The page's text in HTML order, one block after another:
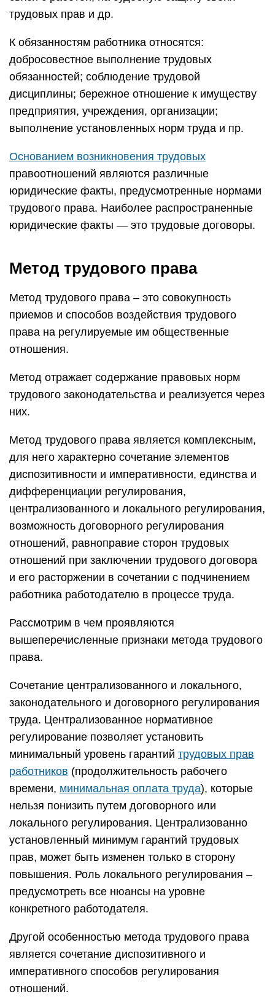
трудовых прав и др.
К обязанностям работника относятся:
добросовестное выполнение трудовых
обязанностей; соблюдение трудовой
дисциплины; бережное отношение к имуществу
предприятия, учреждения, организации;
выполнение установленных норм труда и пр.
Основанием возникновения трудовых
правоотношений являются различные
юридические факты, предусмотренные нормами
трудового права. Наиболее распространенные
юридические факты — это трудовые договоры.
Метод трудового права
Метод трудового права – это совокупность
приемов и способов воздействия трудового
права на регулируемые им общественные
отношения.
Метод отражает содержание правовых норм
трудового законодательства и реализуется через
них.
Метод трудового права является комплексным,
для него характерно сочетание элементов
диспозитивности и императивности, единства и
дифференциации регулирования,
централизованного и локального регулирования,
возможность договорного регулирования
отношений, равноправие сторон трудовых
отношений при заключении трудового договора
и его расторжении в сочетании с подчинением
работника работодателю в процессе труда.
Рассмотрим в чем проявляются
вышеперечисленные признаки метода трудового
права.
Сочетание централизованного и локального,
законодательного и договорного регулирования
труда. Централизованное нормативное
регулирование позволяет установить
минимальный уровень гарантий трудовых прав
работников (продолжительность рабочего
времени, минимальная оплата труда), которые
нельзя понизить путем договорного или
локального регулирования. Централизованно
установленный минимум гарантий трудовых
прав, может быть изменен только в сторону
повышения. Роль локального регулирования –
предусмотреть все нюансы на уровне
конкретного работодателя.
Другой особенностью метода трудового права
является сочетание диспозитивного и
императивного способов регулирования
отношений.